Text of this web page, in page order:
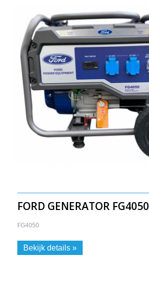
FORD GENERATOR FG4050
FG4050
Bekijk details »